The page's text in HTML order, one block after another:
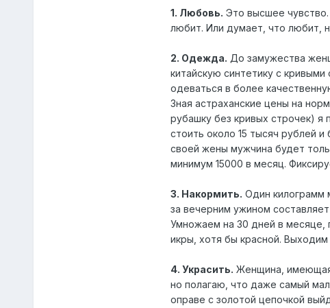
1. Любовь. Это высшее
любит. Или думает, что любит,
2. Одежда. До замужества
китайскую синтетику с
одеваться в более
Зная астраханские цены на
рубашку без кривых строчек)
стоить около 15 тысяч рублей
своей жены мужчина будет
минимум 15000 в месяц.
3. Накормить. Один килограмм
за вечерним ужином
Умножаем на 30 дней в
икры, хотя бы красной.
4. Украсить. Женщина, имеющая
но полагаю, что даже самый
оправе с золотой цепочкой